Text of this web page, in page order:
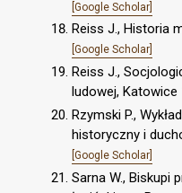
[Google Scholar]
Reiss J., Historia
[Google Scholar]
Reiss J.,
ludowej, Katowice
Rzymski P.,
historyczny i
[Google Scholar]
Sarna W., Biskupi